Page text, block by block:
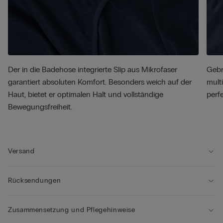
Der in die Badehose integrierte Slip aus Mikrofaser
garantiert absoluten Komfort. Besonders weich auf der
Haut, bietet er optimalen Halt und vollständige
Bewegungsfreiheit.
Versand
Rücksendungen
Zusammensetzung und Pflegehinweise